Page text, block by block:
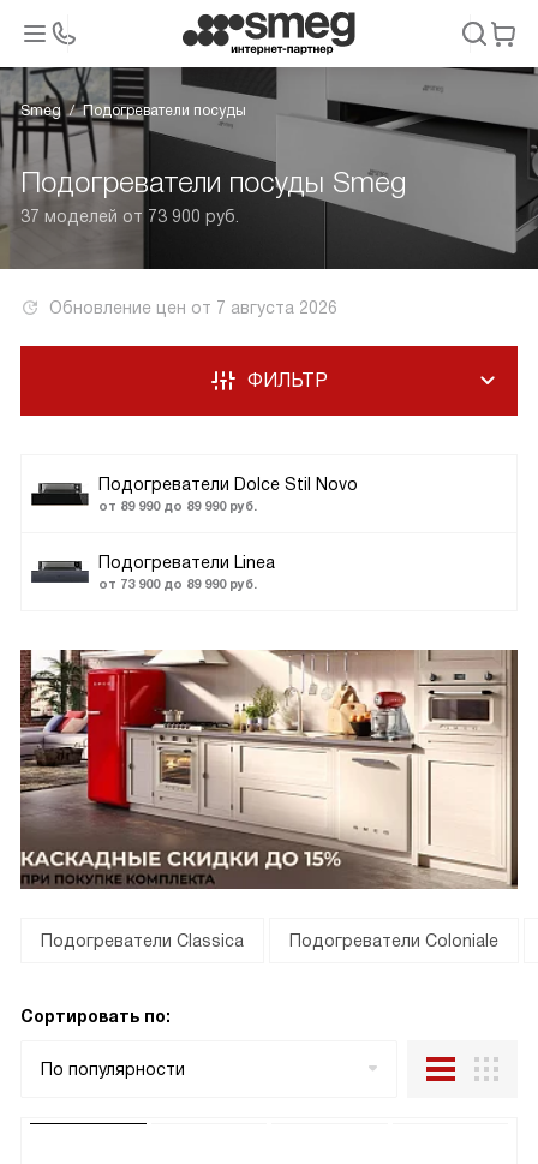
Smeg Подогреватели посуды
Подогреватели посуды Smeg
37 моделей от 73 900 руб.
Обновление цен от 7 августа 2026
Подогреватели Dolce Stil Novo
от 89 990 до 89 990 руб.
Подогреватели Linea
от 73 900 до 89 990 руб.
ФИЛЬТР
Подогреватели Classica Подогреватели Coloniale
Сортировать по:
По популярности